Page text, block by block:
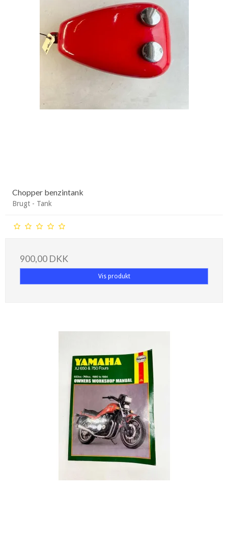
Chopper benzintank
Brugt - Tank
900,00 DKK
Vis produkt